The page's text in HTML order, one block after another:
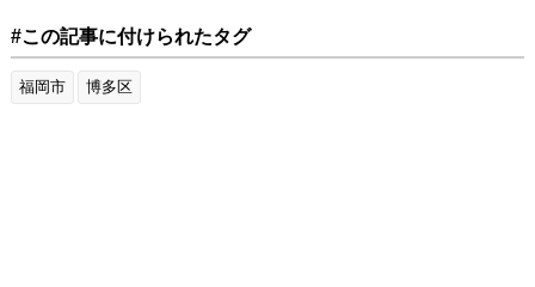
#この記事に付けられたタグ
福岡市 博多区